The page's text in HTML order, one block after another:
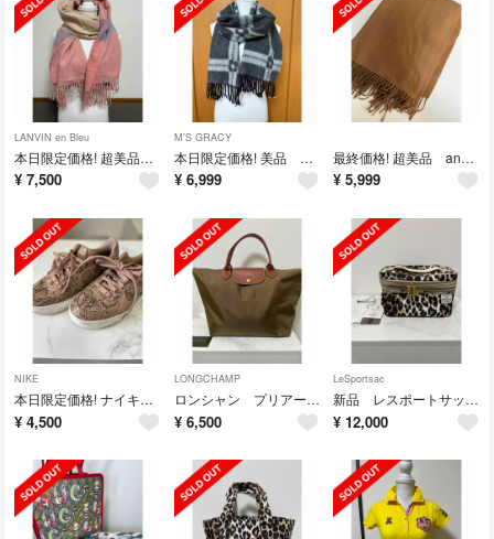
LANVIN en Bleu
本日限定価格! 超美品 ランバンオンブルー カシミヤ100%大判マフラー
¥ 7,500
M'S GRACY
本日限定価格! 美品 エムズグレイシー リバーシブルデイジー アンゴラマフラー
¥ 6,999
最終価格! 超美品 and basic カシミヤ100%大判マフラー
¥ 5,999
NIKE
本日限定価格! ナイキ エアーフォース1 プラットフォーム スネーク23.5
¥ 4,500
LONGCHAMP
ロンシャン プリアージュ M カーキ 美品
¥ 6,500
LeSportsac
新品 レスポートサック×メゾンドリーファー バニティ
¥ 12,000